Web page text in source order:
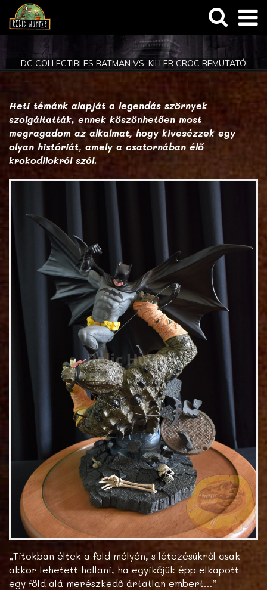
DC COLLECTIBLES BATMAN VS. KILLER CROC BEMUTATÓ
Heti témánk alapját a legendás szörnyek
szolgáltatták, ennek köszönhetően most
megragadom az alkalmat, hogy kivesézzek egy
olyan históriát, amely a csatornában élő
krokodilokról szól.
„Titokban éltek a föld mélyén, s létezésükről csak
akkor lehetett hallani, ha egyikőjük épp elkapott
egy föld alá merészkedő ártatlan embert…”
Termékbemutatók
Képregény
Elfelejtett jelszó